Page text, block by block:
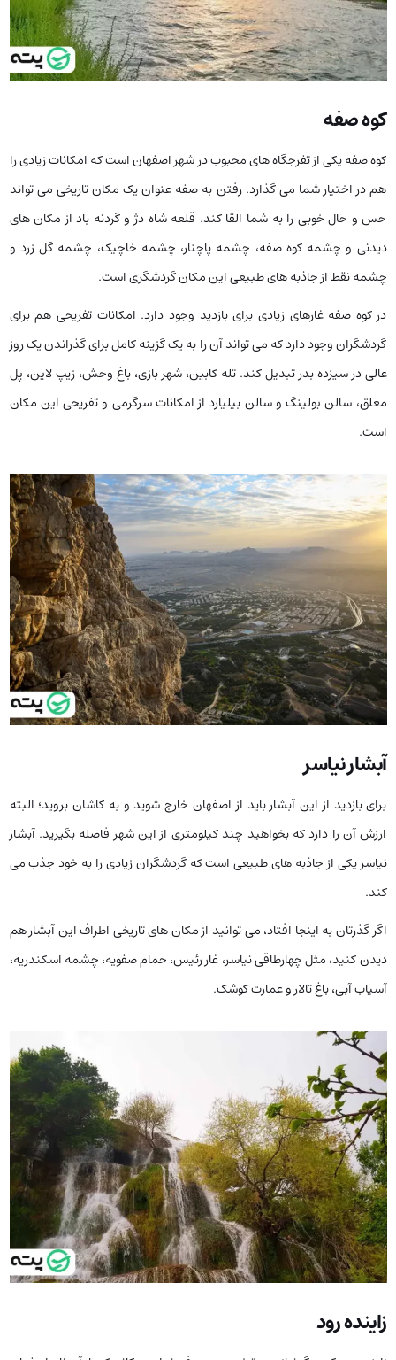
کوه صفه
کوه صفه یکی از تفرجگاه های محبوب در شهر اصفهان است که امکانات زیادی را
هم در اختیار شما می گذارد. رفتن به صفه عنوان یک مکان تاریخی می تواند
حس و حال خوبی را به شما القا کند. قلعه شاه دژ و گردنه باد از مکان های
دیدنی و چشمه کوه صفه، چشمه پاچنار، چشمه خاچیک، چشمه گل زرد و
چشمه نقط از جاذبه های طبیعی این مکان گردشگری است.
در کوه صفه غارهای زیادی برای بازدید وجود دارد. امکانات تفریحی هم برای
گردشگران وجود دارد که می تواند آن را به یک گزینه کامل برای گذراندن یک روز
عالی در سیزده بدر تبدیل کند. تله کابین، شهر بازی، باغ وحش، زیپ لاین، پل
معلق، سالن بولینگ و سالن بیلیارد از امکانات سرگرمی و تفریحی این مکان
است.
آبشار نیاسر
برای بازدید از این آبشار باید از اصفهان خارج شوید و به کاشان بروید؛ البته
ارزش آن را دارد که بخواهید چند کیلومتری از این شهر فاصله بگیرید. آبشار
نیاسر یکی از جاذبه های طبیعی است که گردشگران زیادی را به خود جذب می
کند.
اگر گذرتان به اینجا افتاد، می توانید از مکان های تاریخی اطراف این آبشار هم
دیدن کنید، مثل چهارطاقی نیاسر، غار رئیس، حمام صفویه، چشمه اسکندریه،
آسیاب آبی، باغ تالار و عمارت کوشک.
زاینده رود